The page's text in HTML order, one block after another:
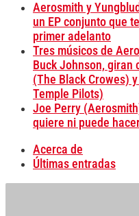
Aerosmith y
un EP conjunto que
primer adelanto
Tres músicos de
Buck Johnson, giran
(The Black Crowes)
Temple Pilots)
Joe Perry
quiere ni puede
Acerca de
Últimas entradas